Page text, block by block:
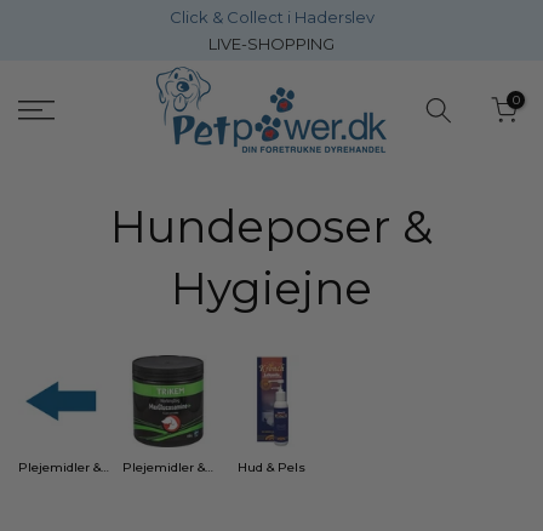
inholdet
Click & Collect i Haderslev
LIVE-SHOPPING
0
Hundeposer &
Hygiejne
Plejemidler & antistress Hud & Pels